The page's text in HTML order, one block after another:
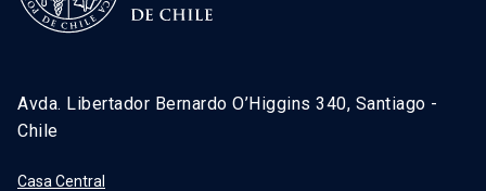
Avda. Libertador Bernardo O’Higgins 340, Santiago -
Chile
Casa Central